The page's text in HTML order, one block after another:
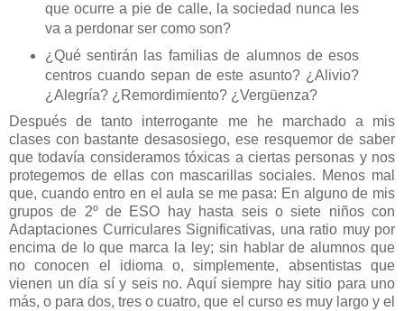
que ocurre a pie de calle, la sociedad nunca les
va a perdonar ser como son?
¿Qué sentirán las familias de alumnos de esos
centros cuando sepan de este asunto? ¿Alivio?
¿Alegría? ¿Remordimiento? ¿Vergüenza?
Después de tanto interrogante me he marchado a mis
clases con bastante desasosiego, ese resquemor de saber
que todavía consideramos tóxicas a ciertas personas y nos
protegemos de ellas con mascarillas sociales. Menos mal
que, cuando entro en el aula se me pasa: En alguno de mis
grupos de 2º de ESO hay hasta seis o siete niños con
Adaptaciones Curriculares Significativas, una ratio muy por
encima de lo que marca la ley; sin hablar de alumnos que
no conocen el idioma o, simplemente, absentistas que
vienen un día sí y seis no. Aquí siempre hay sitio para uno
más, o para dos, tres o cuatro, que el curso es muy largo y el